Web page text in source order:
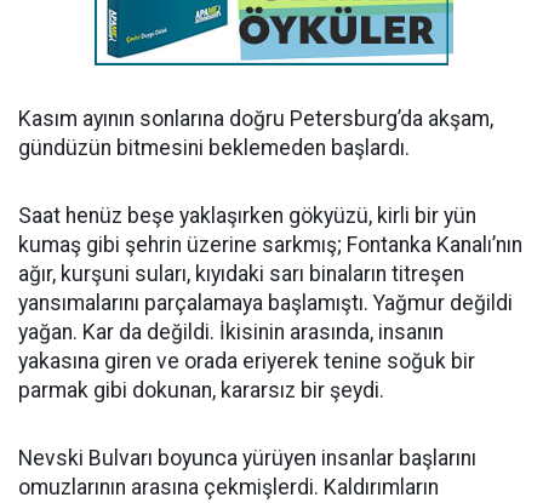
Kasım ayının sonlarına doğru Petersburg’da akşam,
gündüzün bitmesini beklemeden başlardı.
Saat henüz beşe yaklaşırken gökyüzü, kirli bir yün
kumaş gibi şehrin üzerine sarkmış; Fontanka Kanalı’nın
ağır, kurşuni suları, kıyıdaki sarı binaların titreşen
yansımalarını parçalamaya başlamıştı. Yağmur değildi
yağan. Kar da değildi. İkisinin arasında, insanın
yakasına giren ve orada eriyerek tenine soğuk bir
parmak gibi dokunan, kararsız bir şeydi.
Nevski Bulvarı boyunca yürüyen insanlar başlarını
omuzlarının arasına çekmişlerdi. Kaldırımların